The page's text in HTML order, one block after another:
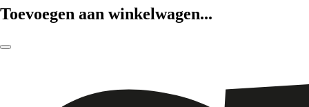
Toevoegen aan winkelwagen...